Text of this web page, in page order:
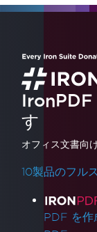
IronPDF
す
オフィス文書向
10製品のフル
製品リン
PDF を作